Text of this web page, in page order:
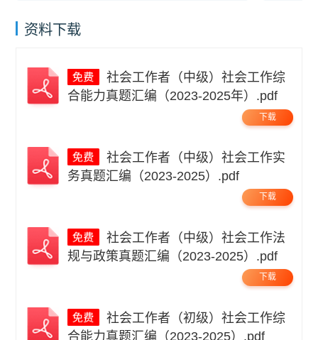
资料下载
社会工作者（中级）社会工作综
合能力真题汇编（2023-2025年）.pdf
下载
社会工作者（中级）社会工作实
务真题汇编（2023-2025）.pdf
下载
社会工作者（中级）社会工作法
规与政策真题汇编（2023-2025）.pdf
下载
社会工作者（初级）社会工作综
合能力真题汇编（2023-2025）.pdf